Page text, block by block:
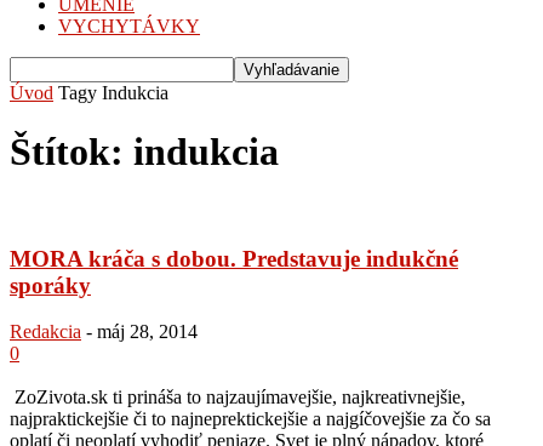
UMENIE
VYCHYTÁVKY
Úvod Tagy Indukcia
Štítok: indukcia
MORA kráča s dobou. Predstavuje indukčné
sporáky
Redakcia - máj 28, 2014
0
ZoZivota.sk ti prináša to najzaujímavejšie, najkreativnejšie,
najpraktickejšie či to najneprektickejšie a najgíčovejšie za čo sa
oplatí či neoplatí vyhodiť peniaze. Svet je plný nápadov, ktoré